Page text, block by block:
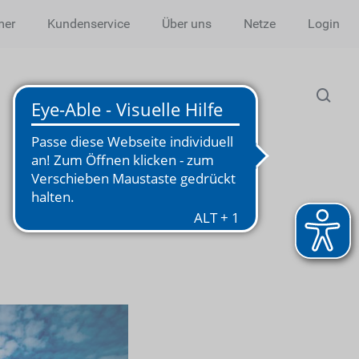
Kundenservice Über uns Netze Login